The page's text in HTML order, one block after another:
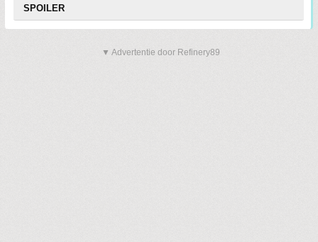
SPOILER
▼ Advertentie door Refinery89